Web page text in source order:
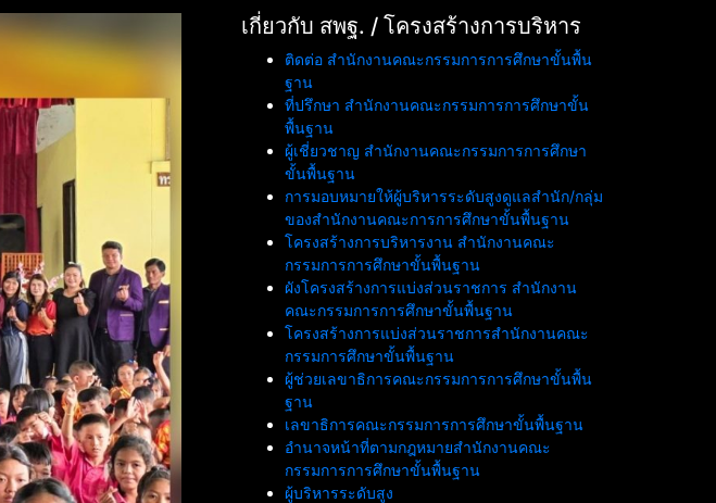
เกี่ยวกับ สพฐ. / โครงสร้างการบริหาร
ติดต่อ สำนักงานคณะกรรมการการศึกษาขั้นพื้น
ฐาน
ที่ปรึกษา สำนักงานคณะกรรมการการศึกษาขั้น
พื้นฐาน
ผู้เชี่ยวชาญ สำนักงานคณะกรรมการการศึกษา
ขั้นพื้นฐาน
การมอบหมายให้ผู้บริหารระดับสูงดูแลสำนัก/กลุ่ม
ของสำนักงานคณะการการศึกษาขั้นพื้นฐาน
โครงสร้างการบริหารงาน สำนักงานคณะ
กรรมการการศึกษาขั้นพื้นฐาน
ผังโครงสร้างการแบ่งส่วนราชการ สำนักงาน
คณะกรรมการการศึกษาขั้นพื้นฐาน
โครงสร้างการแบ่งส่วนราชการสำนักงานคณะ
กรรมการศึกษาขั้นพื้นฐาน
ผู้ช่วยเลขาธิการคณะกรรมการการศึกษาขั้นพื้น
ฐาน
เลขาธิการคณะกรรมการการศึกษาขั้นพื้นฐาน
อำนาจหน้าที่ตามกฎหมายสำนักงานคณะ
กรรมการการศึกษาขั้นพื้นฐาน
ผู้บริหารระดับสูง